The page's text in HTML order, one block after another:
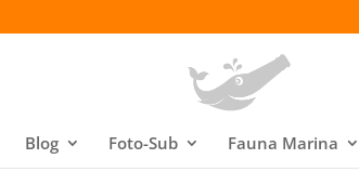
Blog Foto-Sub Fauna Marina